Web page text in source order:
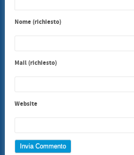
Nome (richiesto)
Mail (richiesto)
Website